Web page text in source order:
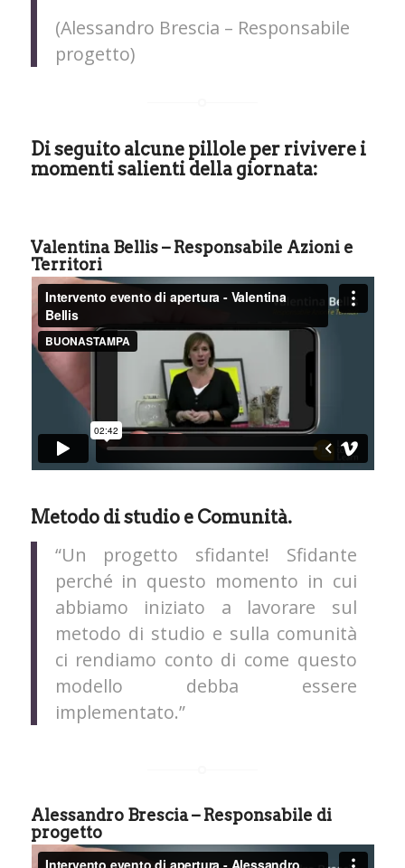
(Alessandro Brescia – Responsabile
progetto)
Di seguito alcune pillole per rivivere i
momenti salienti della giornata:
Valentina Bellis – Responsabile Azioni e
Territori
Metodo di studio e Comunità.
“Un progetto sfidante! Sfidante
perché in questo momento in cui
abbiamo iniziato a lavorare sul
metodo di studio e sulla comunità
ci rendiamo conto di come questo
modello debba essere
implementato.”
Alessandro Brescia – Responsabile di
progetto